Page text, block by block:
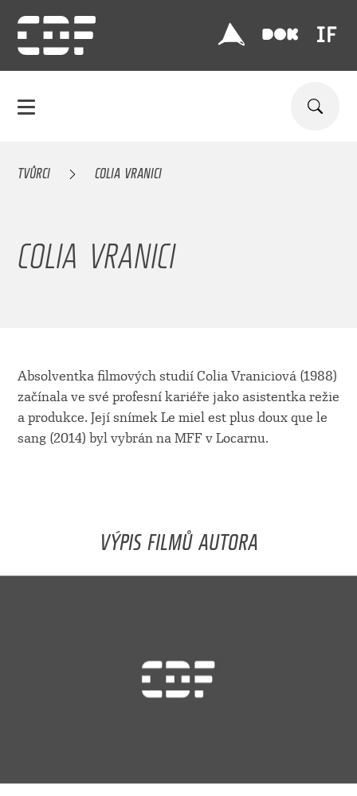
TVŮRCI COLIA VRANICI
COLIA VRANICI
Absolventka filmových studií Colia Vraniciová (1988)
začínala ve své profesní kariéře jako asistentka režie
a produkce. Její snímek Le miel est plus doux que le
sang (2014) byl vybrán na MFF v Locarnu.
VÝPIS FILMŮ AUTORA